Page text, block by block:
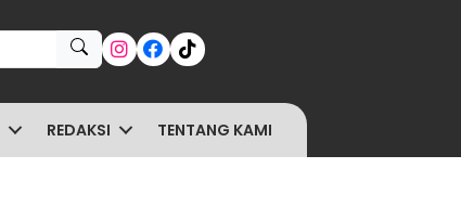
REDAKSI TENTANG KAMI